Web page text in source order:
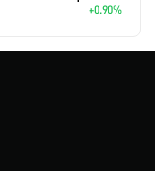
+0.90%